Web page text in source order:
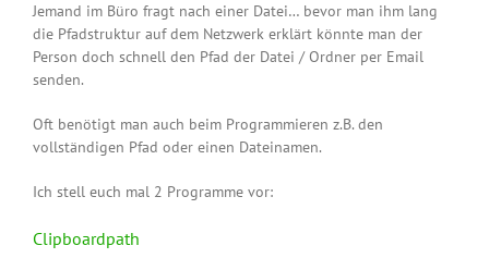
Jemand im Büro fragt nach einer Datei… bevor man ihm lang
die Pfadstruktur auf dem Netzwerk erklärt könnte man der
Person doch schnell den Pfad der Datei / Ordner per Email
senden.
Oft benötigt man auch beim Programmieren z.B. den
vollständigen Pfad oder einen Dateinamen.
Ich stell euch mal 2 Programme vor:
Clipboardpath